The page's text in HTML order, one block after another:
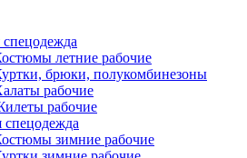
спецодежда
летние рабочие
брюки, полукомбинезоны
рабочие
рабочие
спецодежда
зимние рабочие